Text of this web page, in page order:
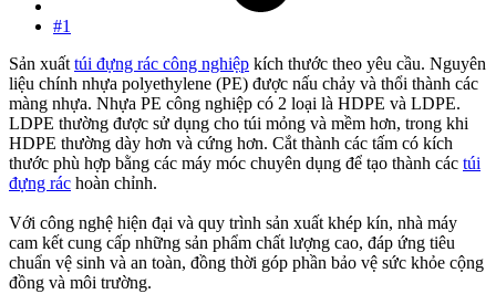
#1
Sản xuất túi đựng rác công nghiệp kích thước theo yêu cầu. Nguyên
liệu chính nhựa polyethylene (PE) được nấu chảy và thổi thành các
màng nhựa. Nhựa PE công nghiệp có 2 loại là HDPE và LDPE.
LDPE thường được sử dụng cho túi mỏng và mềm hơn, trong khi
HDPE thường dày hơn và cứng hơn. Cắt thành các tấm có kích
thước phù hợp bằng các máy móc chuyên dụng để tạo thành các túi
đựng rác hoàn chỉnh.
Với công nghệ hiện đại và quy trình sản xuất khép kín, nhà máy
cam kết cung cấp những sản phẩm chất lượng cao, đáp ứng tiêu
chuẩn vệ sinh và an toàn, đồng thời góp phần bảo vệ sức khỏe cộng
đồng và môi trường.